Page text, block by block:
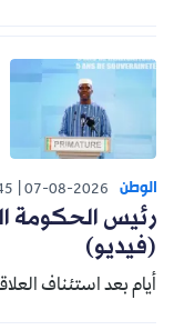
الوطن 07-08-2026
رئيس الحكومة
(فيديو)
أيام بعد استئناف